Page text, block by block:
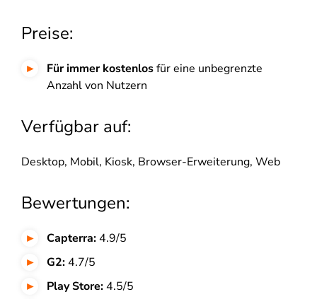
Preise:
Für immer kostenlosfür eine unbegrenzte
Anzahl von Nutzern
Verfügbar auf:
Desktop, Mobil, Kiosk, Browser-Erweiterung, Web
Bewertungen:
Capterra:4.9/5
G2:4.7/5
Play Store:4.5/5